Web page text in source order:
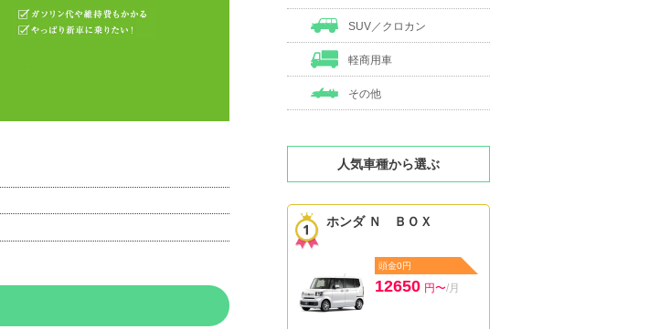
SUV／クロカン
軽商用車
その他
人気車種から選ぶ
ホンダ Ｎ ＢＯＸ
頭金0円
12650 円〜/月